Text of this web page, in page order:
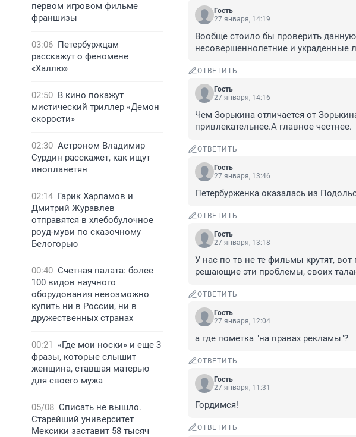
первом игровом фильме
франшизы
03:06 Петербуржцам
расскажут о феномене
«Халлю»
02:50 В кино покажут
мистический триллер «Демон
скорости»
02:30 Астроном Владимир
Сурдин расскажет, как ищут
инопланетян
02:14 Гарик Харламов и
Дмитрий Журавлев
отправятся в хлебобулочное
роуд-муви по сказочному
Белогорью
00:40 Счетная палата: более
100 видов научного
оборудования невозможно
купить ни в России, ни в
дружественных странах
00:21
«Где мои носки» и еще 3
фразы, которые слышит
женщина, ставшая матерью
для своего мужа
05/08 Списать не вышло.
Старейший университет
Мексики заставит 58 тысяч
Гость
27 января, 14:19
Вообще стоило бы проверить
несовершеннолетние и украденные
ОТВЕТИТЬ
Гость
27 января, 14:16
Чем Зорькина отличается от
привлекательнее.А главное честнее.
ОТВЕТИТЬ
Гость
27 января, 13:46
Петербурженка оказалась из
ОТВЕТИТЬ
Гость
27 января, 13:18
У нас по тв не те фильмы крутят,
решающие эти проблемы, своих
ОТВЕТИТЬ
Гость
27 января, 12:04
а где пометка "на правах рекламы"?
ОТВЕТИТЬ
Гость
27 января, 11:31
Гордимся!
ОТВЕТИТЬ